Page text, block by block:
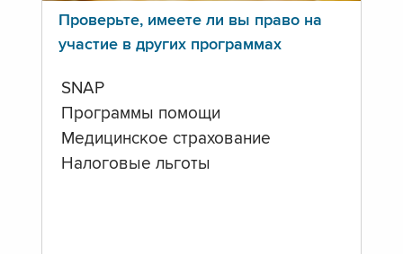
Проверьте, имеете ли вы право на
участие в других программах
SNAP
Программы помощи
Медицинское страхование
Налоговые льготы